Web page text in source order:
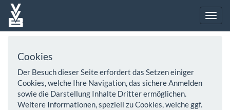
Cookies
Der Besuch dieser Seite erfordert das Setzen einiger
Cookies, welche Ihre Navigation, das sichere Anmelden
sowie die Darstellung Inhalte Dritter ermöglichen.
Weitere Informationen, speziell zu Cookies, welche ggf.